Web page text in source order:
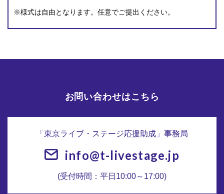
※様式は自由となります。任意でご提出ください。
お問い合わせはこちら
「東京ライブ・ステージ応援助成」事務局
info@t-livestage.jp
(受付時間：平日10:00～17:00)